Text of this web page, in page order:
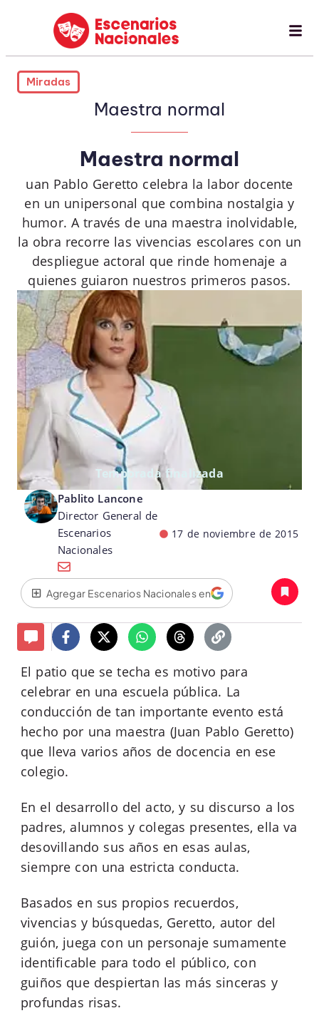
Miradas
Maestra normal
Maestra normal
uan Pablo Geretto celebra la labor docente
en un unipersonal que combina nostalgia y
humor. A través de una maestra inolvidable,
la obra recorre las vivencias escolares con un
despliegue actoral que rinde homenaje a
quienes guiaron nuestros primeros pasos.
Temporada finalizada
Pablito Lancone
Director General de
Escenarios
Nacionales
17 de noviembre de 2015
Agregar Escenarios Nacionales en
El patio que se techa es motivo para
celebrar en una escuela pública. La
conducción de tan importante evento está
hecho por una maestra (Juan Pablo Geretto)
que lleva varios años de docencia en ese
colegio.
En el desarrollo del acto, y su discurso a los
padres, alumnos y colegas presentes, ella va
desovillando sus años en esas aulas,
siempre con una estricta conducta.
Basados en sus propios recuerdos,
vivencias y búsquedas, Geretto, autor del
guión, juega con un personaje sumamente
identificable para todo el público, con
guiños que despiertan las más sinceras y
profundas risas.